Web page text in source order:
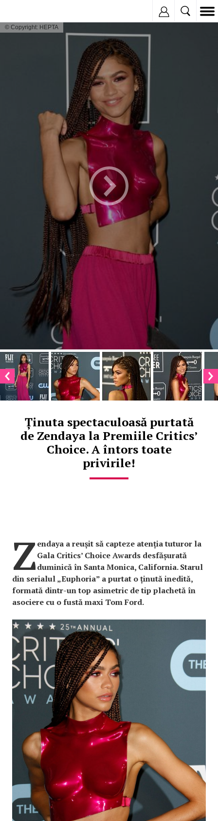
© Copyright: HEPTA
Ținuta spectaculoasă purtată
de Zendaya la Premiile Critics’
Choice. A întors toate
privirile!
Zendaya a reușit să capteze atenția tuturor la
Gala Critics’ Choice Awards desfășurată
duminică în Santa Monica, California. Starul
din serialul „Euphoria” a purtat o ținută inedită,
formată dintr-un top asimetric de tip plachetă în
asociere cu o fustă maxi Tom Ford.